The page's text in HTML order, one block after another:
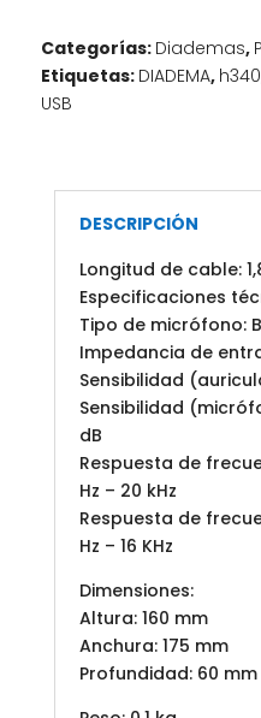
Categorías: Diademas,
Etiquetas: DIADEMA, h340
USB
DESCRIPCIÓN
Longitud de cable:
Especificaciones
Tipo de micrófono:
Impedancia de
Sensibilidad
Sensibilidad
dB
Respuesta de
Hz – 20 kHz
Respuesta de
Hz – 16 KHz
Dimensiones:
Altura: 160 mm
Anchura: 175 mm
Profundidad: 60 mm